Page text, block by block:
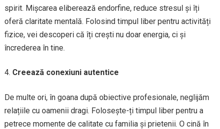
spirit. Mișcarea eliberează endorfine, reduce stresul și îți
oferă claritate mentală. Folosind timpul liber pentru activități
fizice, vei descoperi că îți crești nu doar energia, ci și
încrederea în tine.
Creează conexiuni autentice
De multe ori, în goana după obiective profesionale, neglijăm
relațiile cu oamenii dragi. Folosește-ți timpul liber pentru a
petrece momente de calitate cu familia și prietenii. O cină în